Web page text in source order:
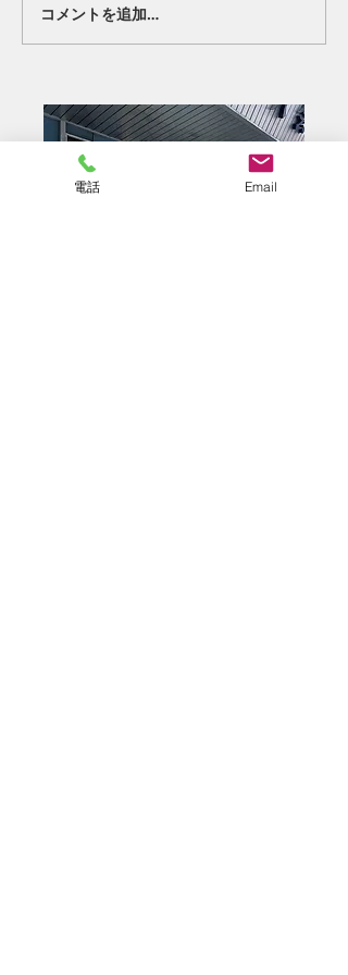
コメントを追加…
電話 Email